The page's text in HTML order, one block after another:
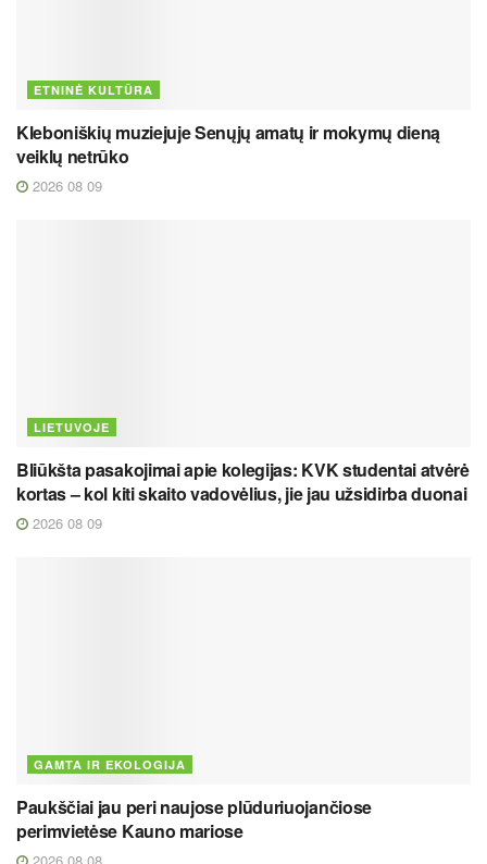
ETNINĖ KULTŪRA
Kleboniškių muziejuje Senųjų amatų ir mokymų dieną
veiklų netrūko
2026 08 09
LIETUVOJE
Bliūkšta pasakojimai apie kolegijas: KVK studentai atvėrė
kortas – kol kiti skaito vadovėlius, jie jau užsidirba duonai
2026 08 09
GAMTA IR EKOLOGIJA
Paukščiai jau peri naujose plūduriuojančiose
perimvietėse Kauno mariose